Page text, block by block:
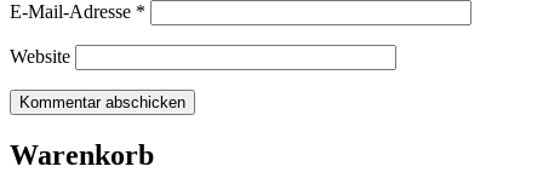
E-Mail-Adresse *
Website
Warenkorb